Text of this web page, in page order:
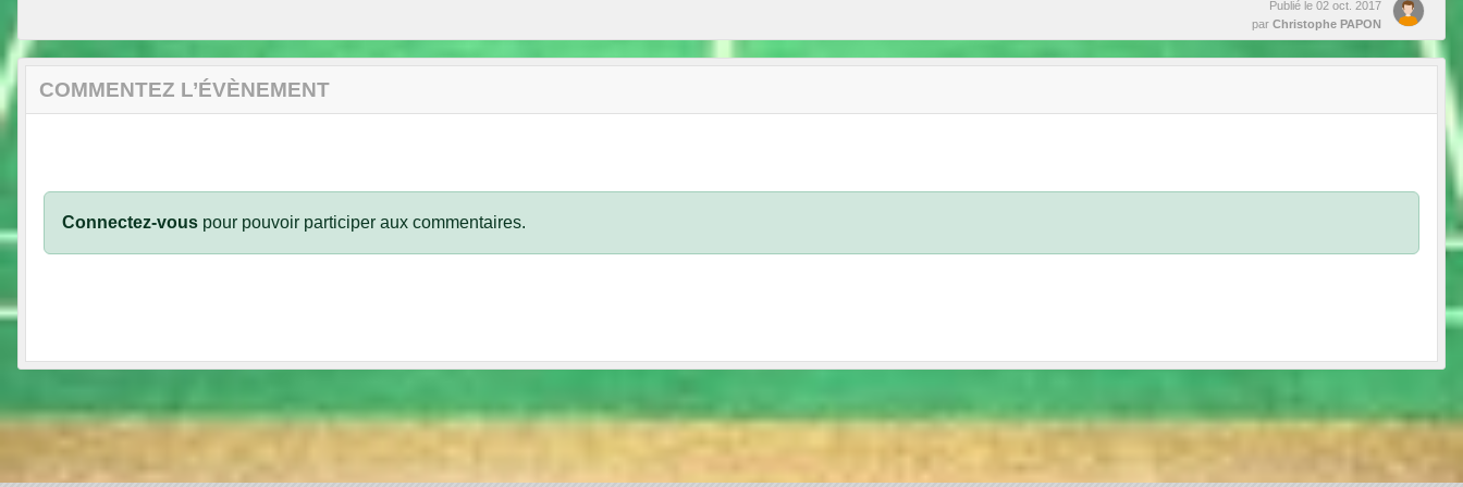
Publié le 02 oct. 2017
par Christophe PAPON
COMMENTEZ L’ÉVÈNEMENT
Connectez-vous pour pouvoir participer aux commentaires.